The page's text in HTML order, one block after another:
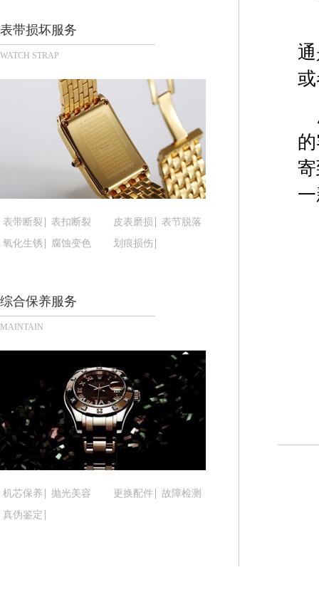
甘肃省兰州市七里河区西津西路16号兰州中心写字
重庆市解放碑渝中区民权路28号英利国际金融中
黑龙江省大庆市萨尔图区会战大街腕表时光售后
黑龙江省鹤岗市向阳区红军路腕表时光售后服务中
黑龙江省黑河市爱辉区中央街腕表时光售后服务中
黑龙江省鸡西市鸡冠区红军路腕表时光售后服务中
黑龙江省佳木斯市向阳区长安路腕表时光售后服务
黑龙江省牡丹江市东安区太平路腕表时光售后服务
黑龙江省七台河市桃山区大同街腕表时光售后服务
黑龙江省齐齐哈尔市龙沙区龙华路腕表时光售后服
黑龙江省双鸭山市尖山区新兴大街腕表时光售后服
吉林省辽源市龙山区人民大街腕表时光售后服务中
吉林省梅河口市新华街道梅河大街腕表时光售后服
吉林省四平市铁东区紫气大路与南九经街交汇处腕
吉林省松原市宁江区五环大街腕表时光售后服务中
吉林省通化市东昌区环通乡江南大街腕表时光售后
吉林省延边市延吉市解放路腕表时光售后服务中心
辽宁省本溪市平山区胜利路腕表时光售后服务中心
表带损坏服务
WATCH STRAP
表带断裂 表扣断裂 皮表磨损
表节脱落
氧化生锈
腐蚀变色 划痕损伤
综合保养服务
MAINTAIN
机芯保养 抛光美容 更换配件
故障检测
真伪鉴定